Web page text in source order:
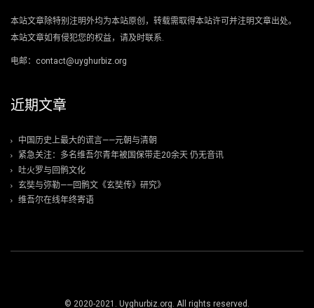
本站文章除特别注明外均为本站原创，转载需取得本站许可并注明文章出处。
本站文章如有侵犯您的权益，请及时联系.
电邮：contact@uyghurbiz.org
近期文章
中国历史上最大的谎言——元朝与清朝
紧急关注：多名维吾尔青年被国保带走20余天 仍无音讯
吐火罗与回鹘文化
玄奘与弥勒——回鹘文《玄奘传》研究》
维吾尔在线年终寄语
© 2020-2021. Uyghurbiz.org. All rights reserved.